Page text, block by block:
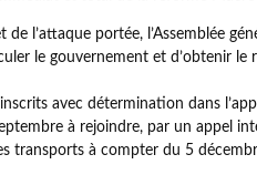
de l’attaque portée, l’Assemblée
le gouvernement et d’obtenir le
avec détermination dans
à rejoindre, par un appel
transports à compter du 5